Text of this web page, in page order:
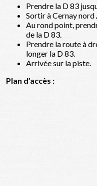
Prendre la D 83
Sortir à Cernay
Au rond point,
de la D 83.
Prendre la route à
longer la D 83.
Arrivée sur la piste.
Plan d’accès :